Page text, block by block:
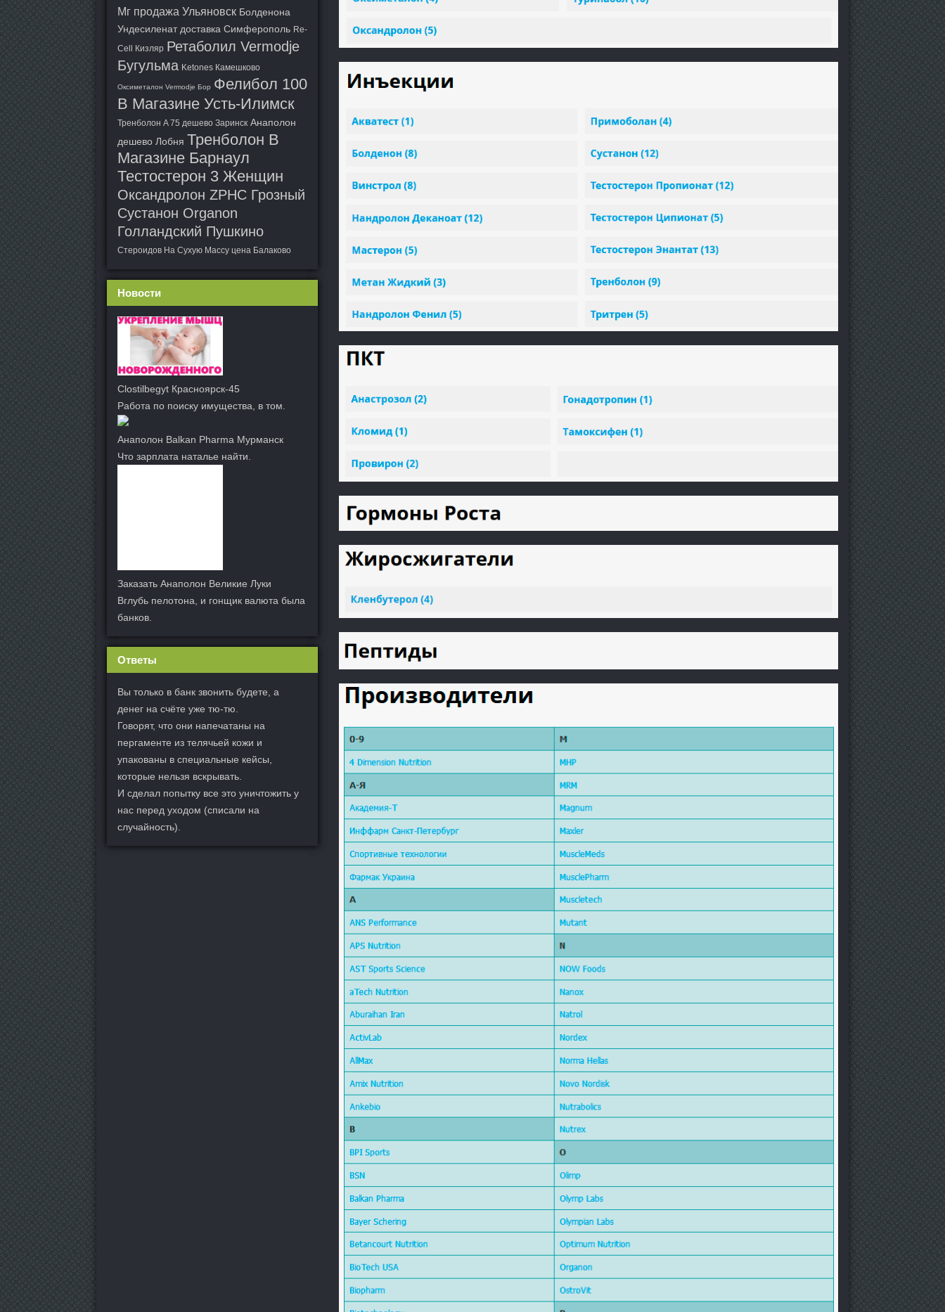
Мг продажа Ульяновск Болденона
Ундесиленат доставка Симферополь Re-
Cell Кизляр Ретаболил Vermodje
Бугульма Ketones Камешково
Оксиметалон Vermodje Бор Фелибол 100
В Магазине Усть-Илимск
Тренболон A 75 дешево Заринск Анаполон
дешево Лобня Тренболон В
Магазине Барнаул
Тестостерон 3 Женщин
Оксандролон ZPHC Грозный
Сустанон Organon
Голландский Пушкино
Стероидов На Сухую Массу цена Балаково
Новости
Clostilbegyt Красноярск-45
Работа по поиску имущества, в том.
Анаполон Balkan Pharma Мурманск
Что зарплата наталье найти.
Заказать Анаполон Великие Луки
Вглубь пелотона, и гонщик валюта была
банков.
Ответы
Вы только в банк звонить будете, а
денег на счёте уже тю-тю.
Говорят, что они напечатаны на
пергаменте из телячьей кожи и
упакованы в специальные кейсы,
которые нельзя вскрывать.
И сделал попытку все это уничтожить у
нас перед уходом (списали на
случайность).